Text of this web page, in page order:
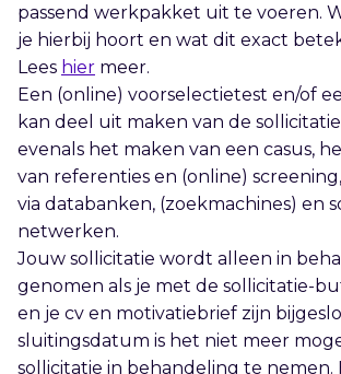
passend werkpakket uit te voeren.
je hierbij hoort en wat dit exact
Lees hier meer.
Een (online) voorselectietest en/of
kan deel uit maken van de
evenals het maken van een casus,
van referenties en (online)
via databanken, (zoekmachines) en
netwerken.
Jouw sollicitatie wordt alleen in
genomen als je met de sollicitatie-
en je cv en motivatiebrief zijn
sluitingsdatum is het niet meer
sollicitatie in behandeling te nemen.